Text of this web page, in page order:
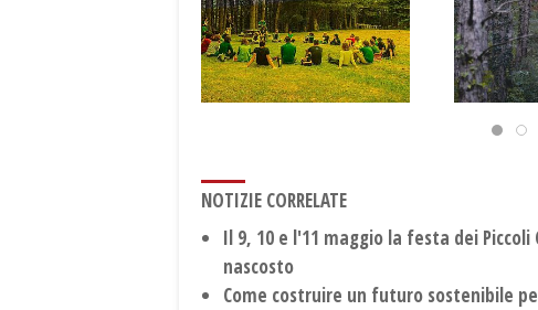
NOTIZIE CORRELATE
Il 9, 10 e l'11 maggio la festa dei
nascosto
Come costruire un futuro sostenibile